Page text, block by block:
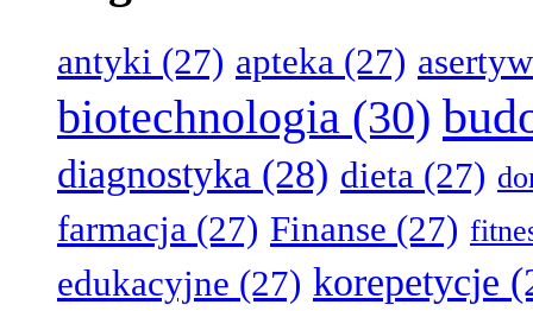
antyki (27) apteka (27)
biotechnologia (30)
diagnostyka (28) dieta (27)
farmacja (27) Finanse (27)
edukacyjne (27) korepetycje